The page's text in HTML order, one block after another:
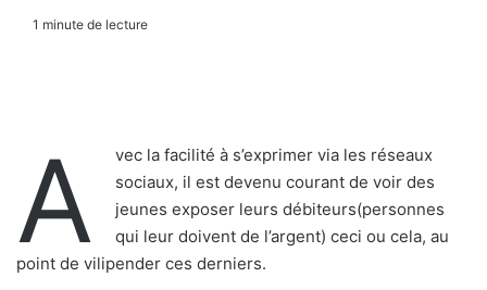
1 minute de lecture
A
vec la facilité à s’exprimer via les réseaux
sociaux, il est devenu courant de voir des
jeunes exposer leurs débiteurs(personnes
qui leur doivent de l’argent) ceci ou cela, au
point de vilipender ces derniers.